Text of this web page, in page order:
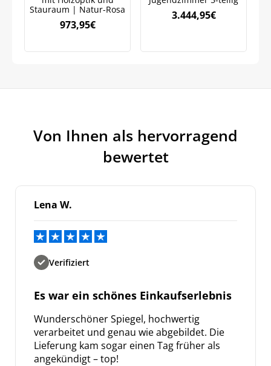
Stauraum | Natur-Rosa
973,95€
3.444,95€
Von Ihnen als hervorragend
bewertet
Lena W.
Verifiziert
Es war ein schönes Einkaufserlebnis
Wunderschöner Spiegel, hochwertig
verarbeitet und genau wie abgebildet. Die
Lieferung kam sogar einen Tag früher als
angekündigt – top!
Marketingkommunikation verarbeiten. Lesen Sie unsere
Datenschutzrichtlinie.